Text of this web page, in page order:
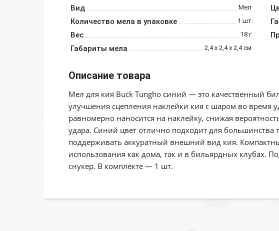
Вид Мел
Количество мела в упаковке 1 шт
Вес 18 г
Габариты мела 2,4 х 2,4 х 2,4 см
Описание товара
Мел для кия Buck Tungho синий — это качественный
улучшения сцепления наклейки кия с шаром во время
равномерно наносится на наклейку, снижая
удара. Синий цвет отлично подходит для большинства
поддерживать аккуратный внешний вид кия.
использования как дома, так и в бильярдных клубах.
снукер. В комплекте — 1 шт.